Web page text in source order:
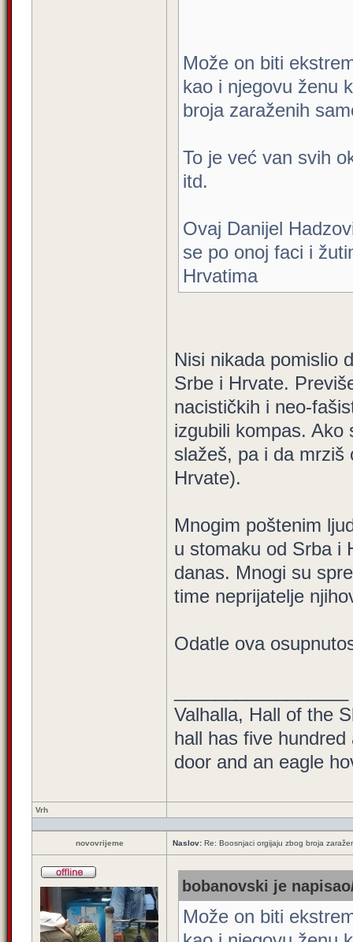
Može on biti
kao i njegovu ženu
broja zaraženih
To je već van svih
itd.
Ovaj Danijel
se po onoj faci i
Hrvatima
Nisi nikada pomislio
Srbe i Hrvate.
nacističkih i neo-
izgubili kompas. Ako
slažeš, pa i da mrziš
Hrvate).
Mnogim poštenim
u stomaku od Srba i
danas. Mnogi su
time neprijatelje
Odatle ova
Valhalla, Hall of the
hall has five
door and an eagle
Vrh
novovrijeme Naslov: Re: Boosnjaci orgijaju zbog broja
bobanovski je
Može on biti